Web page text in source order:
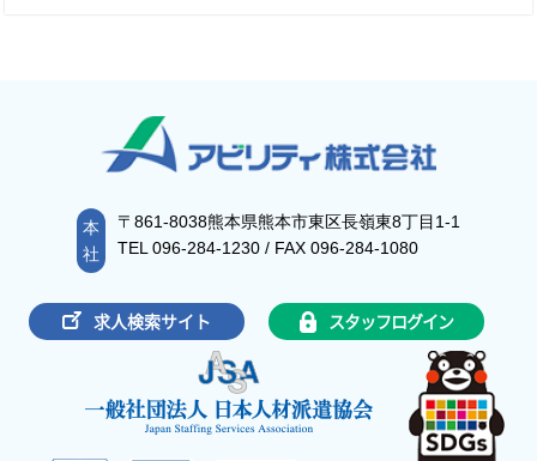
本
社
〒861-8038熊本県熊本市東区長嶺東8丁目1-1
TEL 096-284-1230 / FAX 096-284-1080
求人検索サイト スタッフログイン